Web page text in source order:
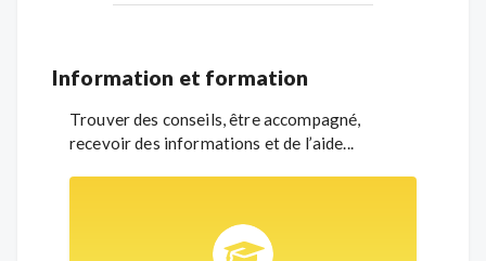
Information et formation
Trouver des conseils, être accompagné,
recevoir des informations et de l’aide...